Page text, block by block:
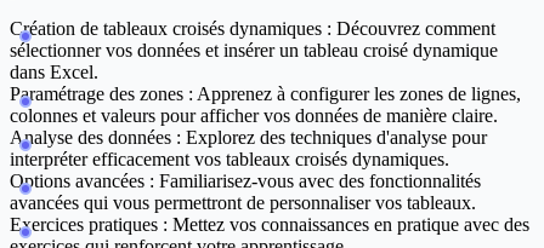
Création de tableaux croisés dynamiques : Découvrez comment
sélectionner vos données et insérer un tableau croisé dynamique
dans Excel.
Paramétrage des zones : Apprenez à configurer les zones de lignes,
colonnes et valeurs pour afficher vos données de manière claire.
Analyse des données : Explorez des techniques d'analyse pour
interpréter efficacement vos tableaux croisés dynamiques.
Options avancées : Familiarisez-vous avec des fonctionnalités
avancées qui vous permettront de personnaliser vos tableaux.
Exercices pratiques : Mettez vos connaissances en pratique avec des